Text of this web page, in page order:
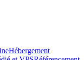
Hébergement